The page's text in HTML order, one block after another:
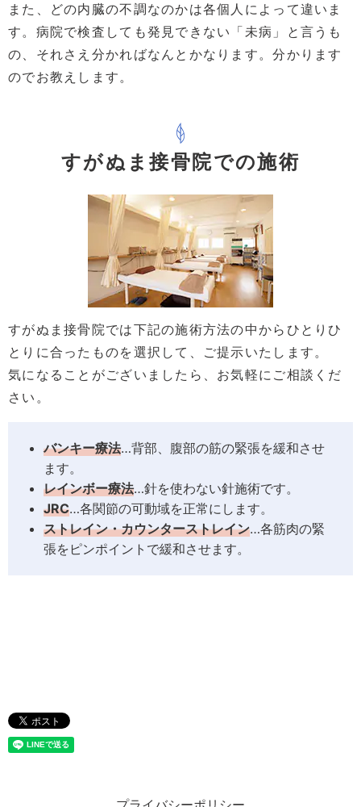
また、どの内臓の不調なのかは各個人によって違いま
す。病院で検査しても発見できない「未病」と言うも
の、それさえ分かればなんとかなります。分かります
のでお教えします。
すがぬま接骨院での施術
すがぬま接骨院では下記の施術方法の中からひとりひ
とりに合ったものを選択して、ご提示いたします。
気になることがございましたら、お気軽にご相談くだ
さい。
バンキー療法…背部、腹部の筋の緊張を緩和させ
ます。
レインボー療法…針を使わない針施術です。
JRC…各関節の可動域を正常にします。
ストレイン・カウンターストレイン…各筋肉の緊
張をピンポイントで緩和させます。